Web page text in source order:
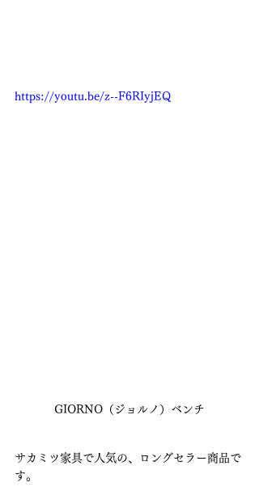
https://youtu.be/z--F6RIyjEQ
GIORNO（ジョルノ）ベンチ
サカミツ家具で人気の、ロングセラー商品で
す。